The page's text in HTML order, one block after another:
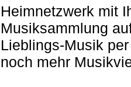
Heimnetzwerk mit
Musiksammlung
Lieblings-Musik
noch mehr